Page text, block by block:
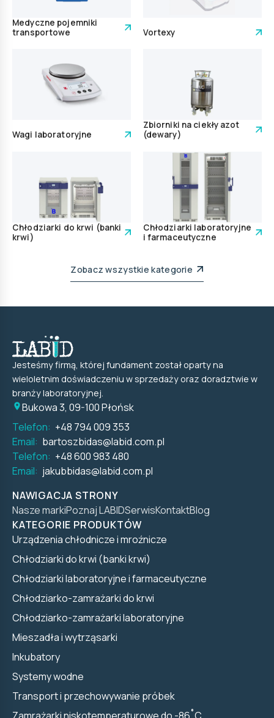
Medyczne pojemniki
transportowe
Vortexy
Wagi laboratoryjne
Zbiorniki na ciekły azot
(dewary)
Chłodziarki do krwi (banki
krwi)
Chłodziarki laboratoryjne
i farmaceutyczne
Zobacz wszystkie kategorie
Jesteśmy firmą, której fundament został oparty na
wieloletnim doświadczeniu w sprzedaży oraz doradztwie w
branży laboratoryjnej.
Bukowa 3, 09-100 Płońsk
Telefon: +48 794 009 353
Email: bartoszbidas@labid.com.pl
Telefon: +48 600 983 480
Email: jakubbidas@labid.com.pl
NAWIGACJA STRONY
Nasze markiPoznaj LABIDSerwisKontaktBlog
KATEGORIE PRODUKTÓW
Urządzenia chłodnicze i mroźnicze
Chłodziarki do krwi (banki krwi)
Chłodziarki laboratoryjne i farmaceutyczne
Chłodziarko-zamrażarki do krwi
Chłodziarko-zamrażarki laboratoryjne
Mieszadła i wytrząsarki
Inkubatory
Systemy wodne
Transport i przechowywanie próbek